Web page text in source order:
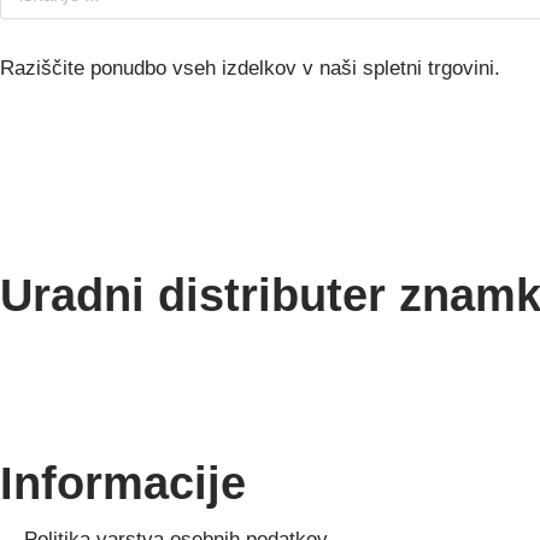
Raziščite ponudbo vseh izdelkov v naši spletni trgovini.
Uradni distributer
Informacije